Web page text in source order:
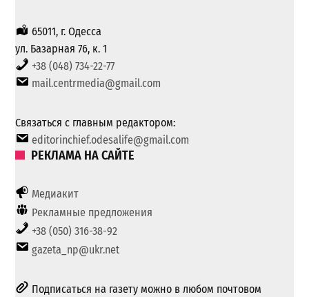
65011, г. Одесса
ул. Базарная 76, к. 1
+38 (048) 734-22-77
mail.centrmedia@gmail.com
Связаться с главным редактором:
editorinchief.odesalife@gmail.com
РЕКЛАМА НА САЙТЕ
Медиакит
Рекламные предложения
+38 (050) 316-38-92
gazeta_np@ukr.net
Подписаться на газету можно в любом почтовом